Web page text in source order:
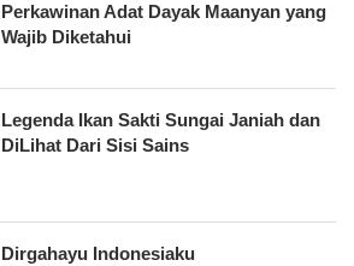
Perkawinan Adat Dayak Maanyan yang
Wajib Diketahui
Legenda Ikan Sakti Sungai Janiah dan
DiLihat Dari Sisi Sains
Dirgahayu Indonesiaku